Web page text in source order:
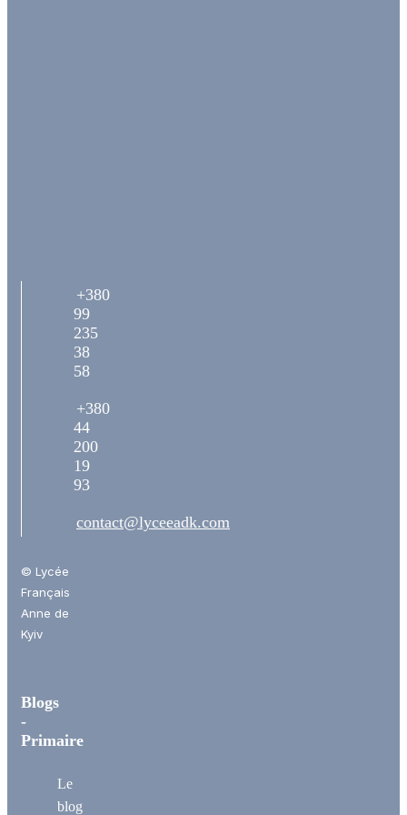
+380
99
235
38
58
+380
44
200
19
93
contact@lyceeadk.com
© Lycée
Français
Anne de
Kyiv
Blogs
-
Primaire
Le
blog